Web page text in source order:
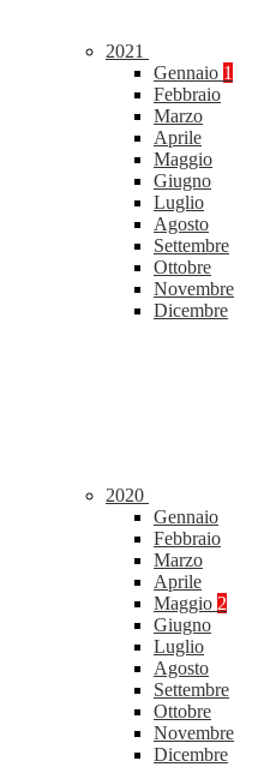
2021
Gennaio 1
Febbraio
Marzo
Aprile
Maggio
Giugno
Luglio
Agosto
Settembre
Ottobre
Novembre
Dicembre
2020
Gennaio
Febbraio
Marzo
Aprile
Maggio 2
Giugno
Luglio
Agosto
Settembre
Ottobre
Novembre
Dicembre